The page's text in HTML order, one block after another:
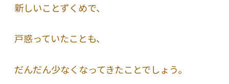
新しいことずくめで、
戸惑っていたことも、
だんだん少なくなってきたことでしょう。